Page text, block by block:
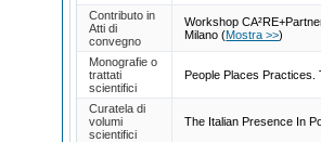
Contributo in
Atti di
convegno
Workshop
Milano(Mostra >>)
Monografie o
trattati
scientifici
People Places Practices.
Curatela di
volumi
scientifici
The Italian Presence In